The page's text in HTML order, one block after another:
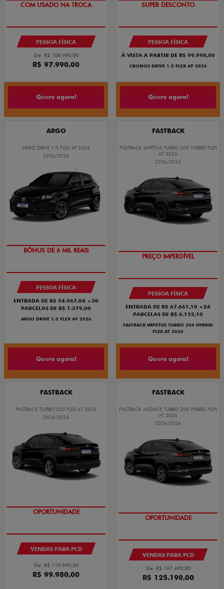
SUPER DESCONTO
PESSOA FÍSICA
De: R$ 108.990,00
R$ 97.990,00
Quero agora!
BÔNUS DE ATÉ R$ 14 MIL
PESSOA FÍSICA
À VISTA A PARTIR DE R$ 99.990,00
CRONOS DRIVE 1.3 FLEX 4P 2026
Quero agora!
ARGO
ARGO DRIVE 1.0 FLEX 4P 2026
2026/2026
TAXA ZERO
PESSOA FÍSICA
ENTRADA DE R$ 54.967,04 +30
PARCELAS DE R$ 1.379,00
ARGO DRIVE 1.0 FLEX 4P 2026
Quero agora!
FASTBACK
FASTBACK IMPETUS TURBO 200 HYBRID FLEX
AT 2026
2026/2026
OPORTUNIDADE
PESSOA FÍSICA
ENTRADA DE R$ 67.661,10 +24
PARCELAS DE R$ 6.152,10
FASTBACK IMPETUS TURBO 200 HYBRID
FLEX AT 2026
Quero agora!
FASTBACK
FASTBACK TURBO 200 FLEX AT 2026
2026/2026
OPORTUNIDADE
VENDAS PARA PCD
De: R$ 119.990,00
R$ 99.980,00
FASTBACK
FASTBACK AUDACE TURBO 200 HYBRID FLEX
AT 2026
2026/2026
OPORTUNIDADE
VENDAS PARA PCD
De: R$ 167.490,00
R$ 125.190,00